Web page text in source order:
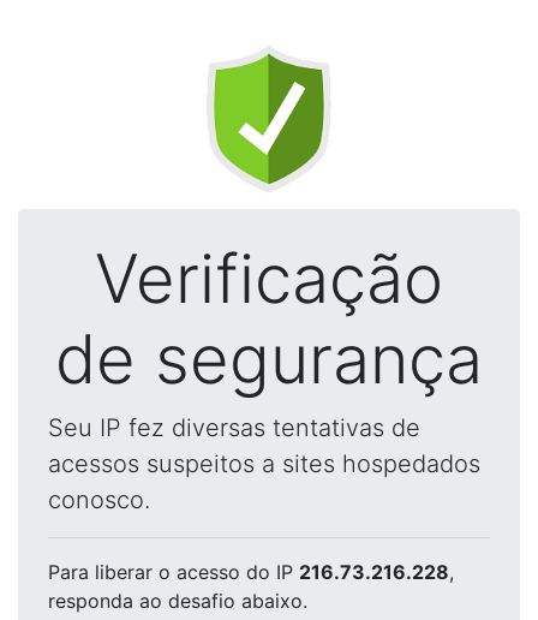
Verificação
de segurança
Seu IP fez diversas tentativas de
acessos suspeitos a sites hospedados
conosco.
Para liberar o acesso do IP 216.73.216.228,
responda ao desafio abaixo.